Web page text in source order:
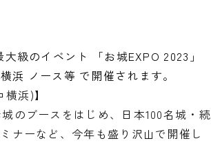
級のイベント 「お城EXPO 2023」
浜 ノース等 で開催されます。
浜)】
のブースをはじめ、日本100名城・続
ナーなど、今年も盛り沢山で開催し